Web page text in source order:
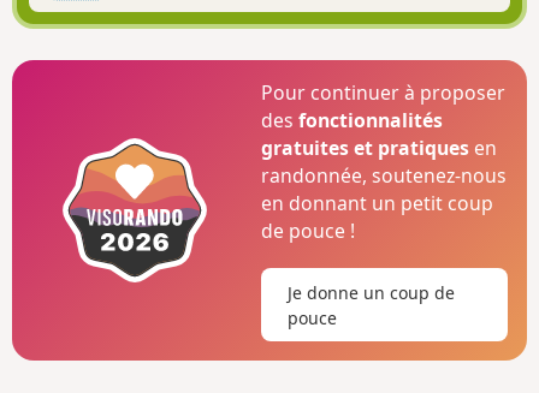
Pour continuer à proposer
desfonctionnalités
gratuites et pratiques en
randonnée, soutenez-nous
en donnant un petit coup
de pouce !
Je donne un coup de
pouce